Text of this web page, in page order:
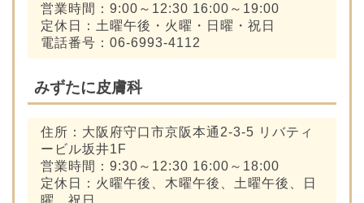
営業時間：9:00～12:30 16:00～19:00
定休日：土曜午後・火曜・日曜・祝日
電話番号：06-6993-4112
みずたに皮膚科
住所：大阪府守口市京阪本通2-3-5 リバティ
ービル坂井1F
営業時間：9:30～12:30 16:00～18:00
定休日：火曜午後、木曜午後、土曜午後、日